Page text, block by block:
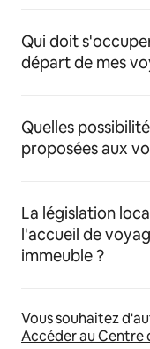
Qui doit
départ de mes
Quelles
proposées aux
La législation
l'accueil de
immeuble ?
Vous souhaitez
Accéder au Centre